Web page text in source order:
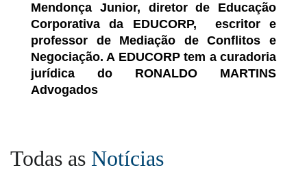
Mendonça Junior, diretor de Educação
Corporativa da EDUCORP, escritor e
professor de Mediação de Conflitos e
Negociação. A EDUCORP tem a curadoria
jurídica do RONALDO MARTINS
Advogados
Todas as Notícias